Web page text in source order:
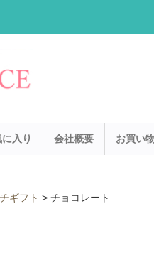
入り 会社概要 お買い
ギフト > チョコレート